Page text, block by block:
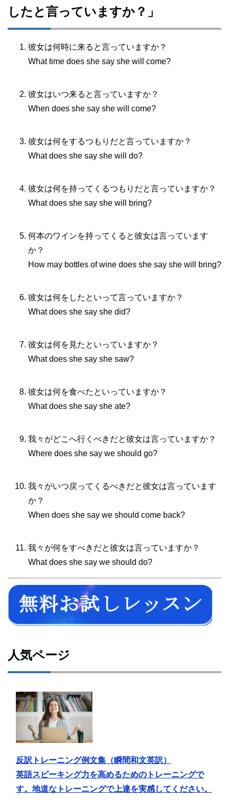
したと言っていますか？」
彼女は何時に来ると言っていますか？
What time does she say she will come?
彼女はいつ来ると言っていますか？
When does she say she will come?
彼女は何をするつもりだと言っていますか？
What does she say she will do?
彼女は何を持ってくるつもりだと言っていますか？
What does she say she will bring?
何本のワインを持ってくると彼女は言っています
か？
How may bottles of wine does she say she will bring?
彼女は何をしたといって言っていますか？
What does she say she did?
彼女は何を見たといっていますか？
What does she say she saw?
彼女は何を食べたといっていますか？
What does she say she ate?
我々がどこへ行くべきだと彼女は言っていますか？
Where does she say we should go?
我々がいつ戻ってくるべきだと彼女は言っています
か？
When does she say we should come back?
我々が何をすべきだと彼女は言っていますか？
What does she say we should do?
人気ページ
反訳トレーニング例文集（瞬間和文英訳）
英語スピーキング力を高めるためのトレーニングで
す。地道なトレーニングで上達を実感してください。